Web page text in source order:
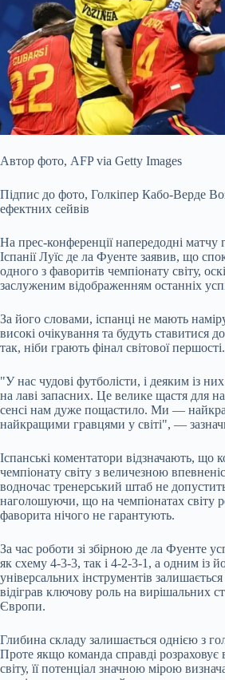
Автор фото, AFP via Getty Images
Підпис до фото, Голкіпер Кабо-Верде
ефектних сейвів
На прес-конференції напередодні матчу
Іспанії Луїс де ла Фуенте заявив, що
одного з фаворитів чемпіонату світу,
заслуженим відображенням останніх
За його словами, іспанці не мають
високі очікування та будуть ставитися
так, ніби грають фінал світової першості.
"У нас чудові футболісти, і деяким із
на лаві запасних. Це велике щастя для
сенсі нам дуже пощастило. Ми —
найкращими гравцями у світі", —
Іспанські коментатори відзначають, що
чемпіонату світу з величезною
водночас тренерський штаб не
наголошуючи, що на чемпіонатах світу
фаворита нічого не гарантують.
За час роботи зі збірною де ла Фуенте
як схему 4-3-3, так і 4-2-3-1, а одним із
універсальних інструментів
відіграв ключову роль на вирішальних
Європи.
Глибина складу залишається однією з
Проте якщо команда справді розраховує
світу, її потенціал значною мірою